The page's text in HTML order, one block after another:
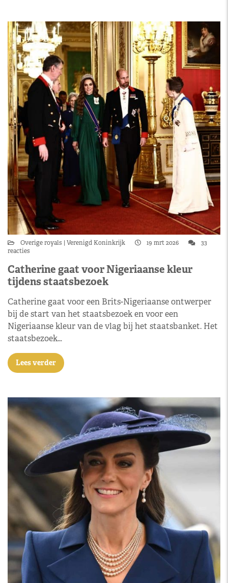
Overige royals Verenigd Koninkrijk 19 mrt 2026
33
reacties
Catherine gaat voor Nigeriaanse kleur
tijdens staatsbezoek
Catherine gaat voor een Brits-Nigeriaanse ontwerper
bij de start van het staatsbezoek en voor een
Nigeriaanse kleur van de vlag bij het staatsbanket. Het
staatsbezoek…
Lees verder